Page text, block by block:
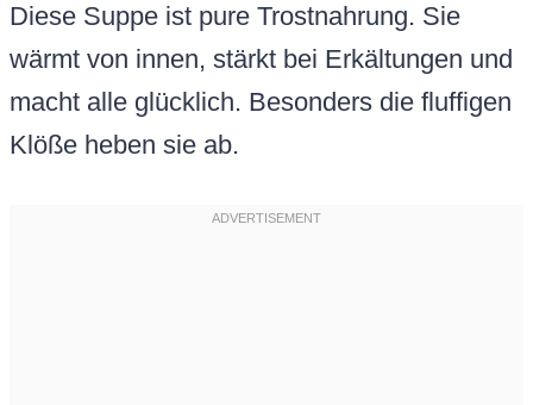
Diese Suppe ist pure Trostnahrung. Sie
wärmt von innen, stärkt bei Erkältungen und
macht alle glücklich. Besonders die fluffigen
Klöße heben sie ab.